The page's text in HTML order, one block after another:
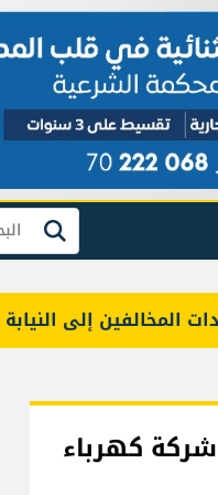
بحث
إلى النيابة
كهرباء